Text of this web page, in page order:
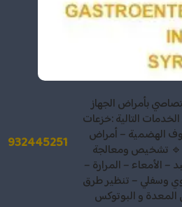
بأمراض الجهاز
التالية :خزعات
الهضمية – أمراض
🔹 تشخيص ومعالجة
الأمعاء – المرارة –
وسفلي – تنظير طرق
المعدة و البوتوكس
932445251